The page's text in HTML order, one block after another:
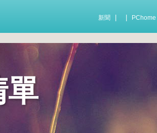
新聞 PChome
單